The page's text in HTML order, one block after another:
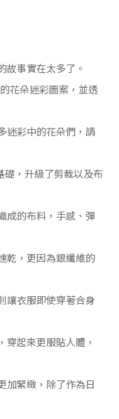
故事實在太多了。
花朵迷彩圖案，並透
迷彩中的花朵們，請
，升級了剪裁以及布
成的布料，手感、彈
乾，更因為銀纖維的
讓衣服即使穿著合身
穿起來更服貼人體，
加緊緻，除了作為日